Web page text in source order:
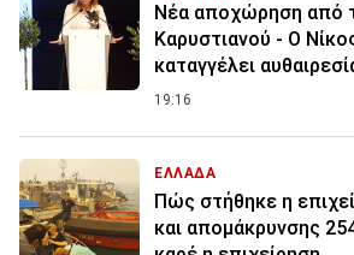
Νέα αποχώρηση από
Καρυστιανού - Ο
καταγγέλει
19:16
ΕΛΛΑΔΑ
Πώς στήθηκε η
και απομάκρυνσης